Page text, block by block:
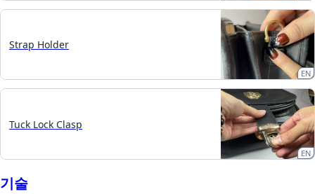
Strap Holder
EN
Tuck Lock Clasp
EN
기술